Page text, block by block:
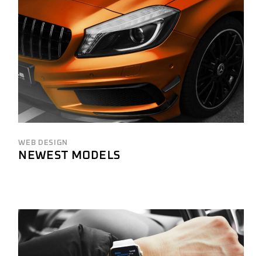
WEB DESIGN
NEWEST MODELS